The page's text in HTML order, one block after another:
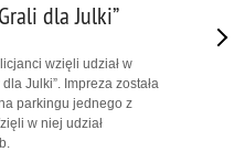
dla Julki”
wzięli udział w
Julki”. Impreza została
parkingu jednego z
w niej udział